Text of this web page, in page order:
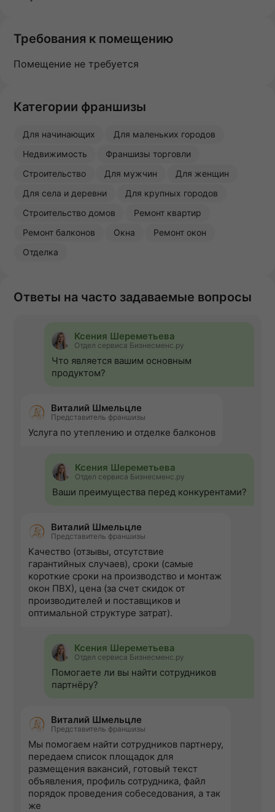
Требования к помещению
Помещение не требуется
Категории франшизы
Для начинающих
Для маленьких городов
Недвижимость
Франшизы торговли
Строительство
Для мужчин
Для женщин
Для села и деревни
Для крупных городов
Строительство домов
Ремонт квартир
Ремонт балконов
Окна
Ремонт окон
Отделка
Ответы на часто задаваемые вопросы
Ксения Шереметьева
Отдел сервиса Бизнесменс.ру
Что является вашим основным
продуктом?
Виталий Шмельцле
Представитель франшизы
Услуга по утеплению и отделке балконов
Ксения Шереметьева
Отдел сервиса Бизнесменс.ру
Ваши преимущества перед конкурентами?
Виталий Шмельцле
Представитель франшизы
Качество (отзывы, отсутствие
гарантийных случаев), сроки (самые
короткие сроки на производство и монтаж
окон ПВХ), цена (за счет скидок от
производителей и поставщиков и
оптимальной структуре затрат).
Ксения Шереметьева
Отдел сервиса Бизнесменс.ру
Помогаете ли вы найти сотрудников
партнёру?
Виталий Шмельцле
Представитель франшизы
Мы помогаем найти сотрудников партнеру,
передаем список площадок для
размещения вакансий, готовый текст
объявления, профиль сотрудника, файл
порядок проведения собеседования, а так
же